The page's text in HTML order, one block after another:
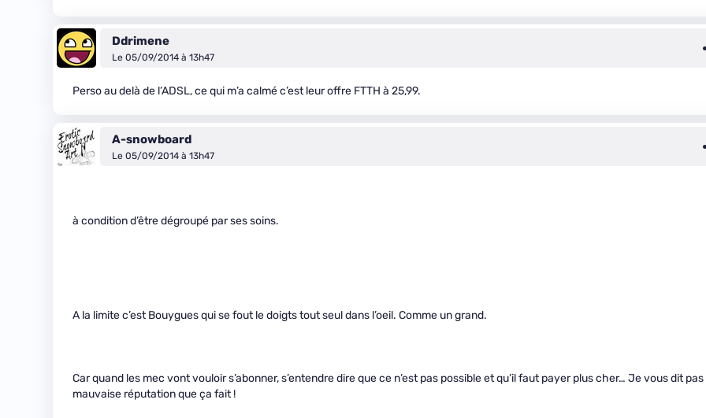
Ddrimene
Le 05/09/2014 à 13h47
Perso au delà de l’ADSL, ce qui m’a calmé c’est leur offre FTTH à 25,99.
A-snowboard
Le 05/09/2014 à 13h47
à condition d’être dégroupé par ses soins.
A la limite c’est Bouygues qui se fout le doigts tout seul dans l’oeil. Comme un grand.
Car quand les mec vont vouloir s’abonner, s’entendre dire que ce n’est pas possible et qu’il faut payer plus cher… Je vous dit pas
mauvaise réputation que ça fait !